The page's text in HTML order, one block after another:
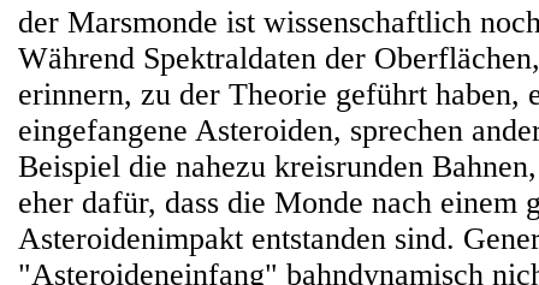
der Marsmonde ist wissenschaftlich
Während Spektraldaten der
erinnern, zu der Theorie geführt haben,
eingefangene Asteroiden, sprechen
Beispiel die nahezu kreisrunden
eher dafür, dass die Monde nach einem
Asteroidenimpakt entstanden sind.
"Asteroideneinfang" bahndynamisch